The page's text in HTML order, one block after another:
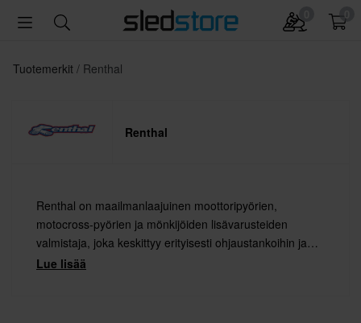
Tuotemerkit Renthal
Renthal
Renthal on maailmanlaajuinen moottoripyörien,
motocross-pyörien ja mönkijöiden lisävarusteiden
valmistaja, joka keskittyy erityisesti ohjaustankoihin ja
kahvoihin. Yli 35 vuoden kilpailukokemuksella ja
Lue lisää